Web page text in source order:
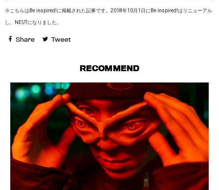
※こちらはBe inspired!に掲載された記事です。2018年10月1日にBe inspired!はリニューアル
し、NEUTになりました。
Share Tweet
RECOMMEND